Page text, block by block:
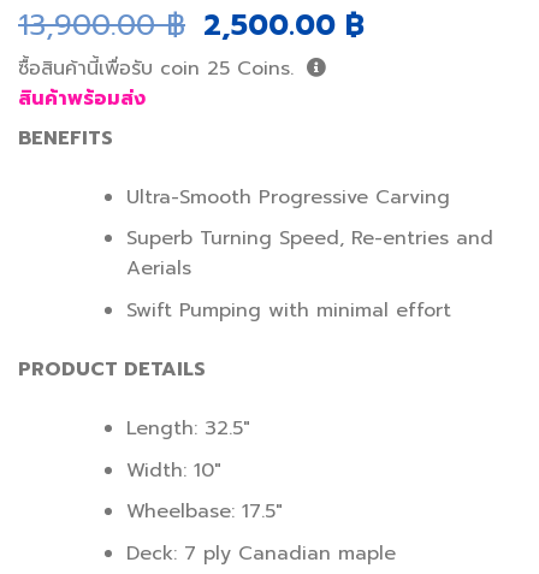
13,900.00฿ Original
price
was:
2,500.00 ฿Current
ซื้อสินค้านี้เพื่อรับ coin 25 Coins.
สินค้าพร้อมส่ง
BENEFITS
Ultra-Smooth Progressive Carving
Superb Turning Speed, Re-entries and
Aerials
Swift Pumping with minimal effort
PRODUCT DETAILS
Length: 32.5″
Width: 10″
Wheelbase: 17.5″
Deck: 7 ply Canadian maple